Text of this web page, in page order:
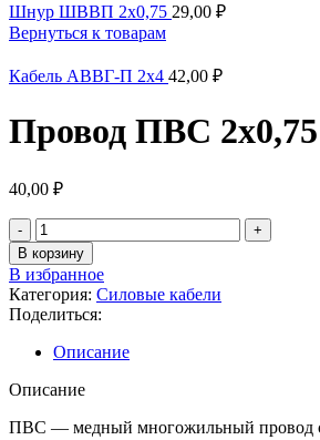
Шнур ШВВП 2х0,75 29,00 ₽
Вернуться к товарам
Кабель АВВГ-П 2х4 42,00 ₽
Провод ПВС 2х0,75
40,00 ₽
Количество
товара
Провод
ПВС
2х0,75
В корзину
В избранное
Категория: Силовые кабели
Поделиться:
Описание
Описание
ПВС — медный многожильный провод